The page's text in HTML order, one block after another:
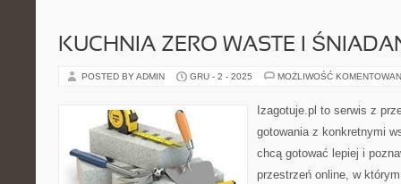
KUCHNIA ZERO WASTE I
POSTED BY ADMIN GRU - 2 - 2025 MOŻLIWOŚĆ
Izagotuje.pl to serwis z
gotowania z konkretnymi
chcą gotować lepiej i
przestrzeń online, w